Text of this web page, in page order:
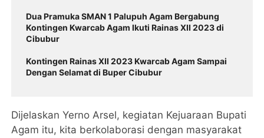
Dua Pramuka SMAN 1 Palupuh Agam Bergabung
Kontingen Kwarcab Agam Ikuti Rainas XII 2023 di
Cibubur
Kontingen Rainas XII 2023 Kwarcab Agam Sampai
Dengan Selamat di Buper Cibubur
Dijelaskan Yerno Arsel, kegiatan Kejuaraan Bupati
Agam itu, kita berkolaborasi dengan masyarakat